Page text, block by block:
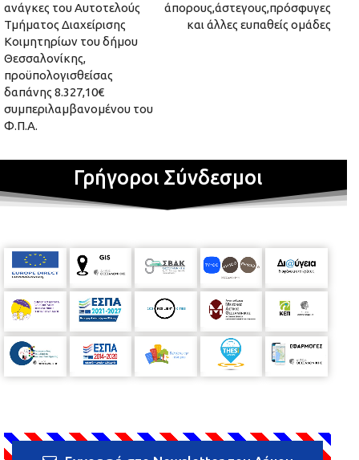
ανάγκες του Αυτοτελούς
Τμήματος Διαχείρισης
Κοιμητηρίων του δήμου
Θεσσαλονίκης,
προϋπολογισθείσας
δαπάνης 8.327,10€
συμπεριλαμβανομένου του
Φ.Π.Α.
άπορους,άστεγους,πρόσφυγες
και άλλες ευπαθείς ομάδες
Γρήγοροι Σύνδεσμοι